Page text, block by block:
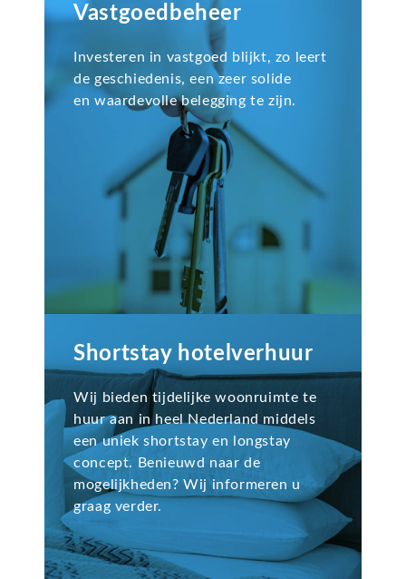
Vastgoedbeheer
Investeren in vastgoed blijkt, zo leert
de geschiedenis, een zeer solide
en waardevolle belegging te zijn.
Shortstay hotelverhuur
Wij bieden tijdelijke woonruimte te
huur aan in heel Nederland middels
een uniek shortstay en longstay
concept. Benieuwd naar de
mogelijkheden? Wij informeren u
graag verder.